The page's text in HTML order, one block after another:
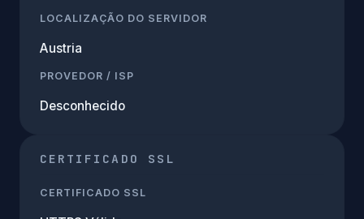
LOCALIZAÇÃO DO SERVIDOR
Austria
PROVEDOR / ISP
Desconhecido
CERTIFICADO SSL
CERTIFICADO SSL